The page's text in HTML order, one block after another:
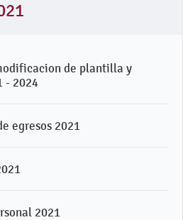
de plantilla y
- 2024
egresos 2021
2021